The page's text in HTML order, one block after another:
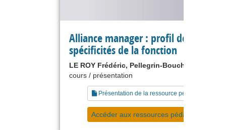
Alliance manager : profil des
spécificités de la fonction
LE ROY Frédéric, Pellegrin-Boucher Estelle
cours / présentation
Présentation de la ressource pédagogique
Accéder aux ressources pédagogiques